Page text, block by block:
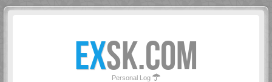
EXSK.COM
Personal Log